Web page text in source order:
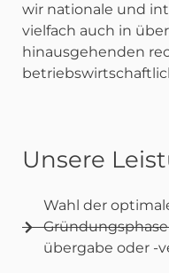
wir nationale und
vielfach auch in
hinausgehenden
Unsere
Wahl der
übergabe oder -